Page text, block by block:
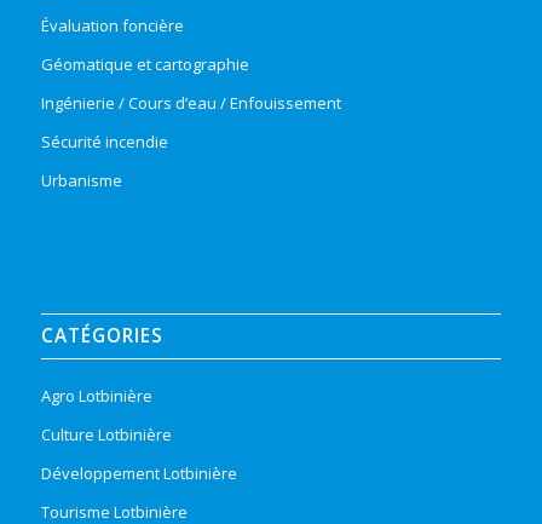
Évaluation foncière
Géomatique et cartographie
Ingénierie / Cours d’eau / Enfouissement
Sécurité incendie
Urbanisme
CATÉGORIES
Agro Lotbinière
Culture Lotbinière
Développement Lotbinière
Tourisme Lotbinière